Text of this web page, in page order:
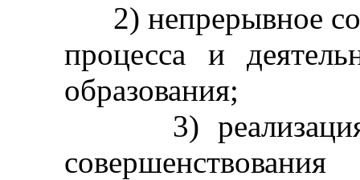
2) непрерывное
процесса и
образования;
3) реализация